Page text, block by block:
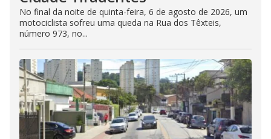
No final da noite de quinta-feira, 6 de agosto de 2026, um
motociclista sofreu uma queda na Rua dos Têxteis,
número 973, no...